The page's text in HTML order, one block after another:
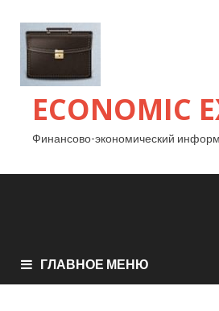
ECONOMIC
Финансово-экономический
ГЛАВНОЕ МЕНЮ